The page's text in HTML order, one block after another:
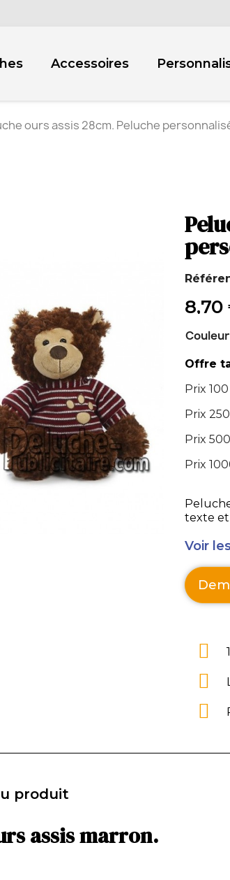
Accessoires
ours assis 28cm. Peluche
8,70
Couleur
Offre
Prix
Prix
Prix
Prix
texte et
Voir
produit
assis marron.